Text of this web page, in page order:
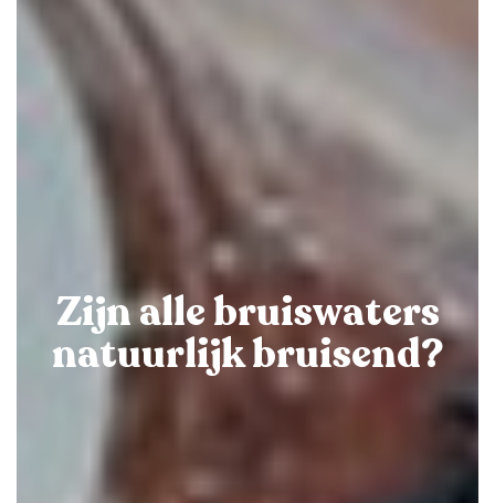
Zijn alle bruiswaters
natuurlijk bruisend?